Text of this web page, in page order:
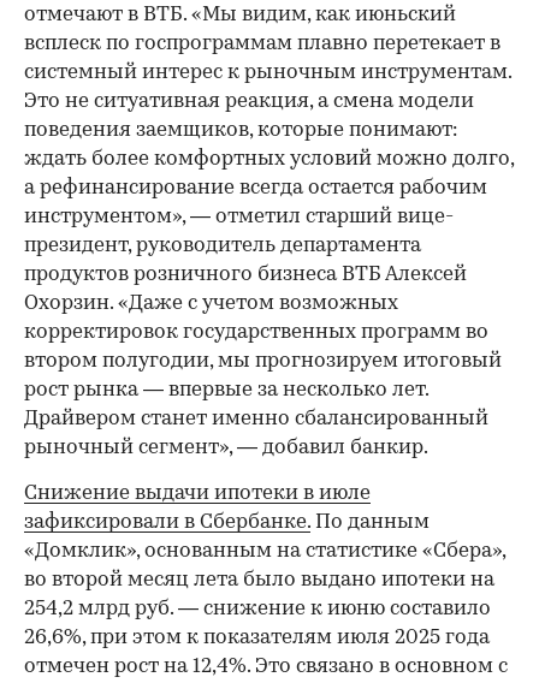
отмечают в ВТБ. «Мы видим, как июньский
всплеск по госпрограммам плавно перетекает в
системный интерес к рыночным инструментам.
Это не ситуативная реакция, а смена модели
поведения заемщиков, которые понимают:
ждать более комфортных условий можно долго,
а рефинансирование всегда остается рабочим
инструментом», — отметил старший вице-
президент, руководитель департамента
продуктов розничного бизнеса ВТБ Алексей
Охорзин. «Даже с учетом возможных
корректировок государственных программ во
втором полугодии, мы прогнозируем итоговый
рост рынка — впервые за несколько лет.
Драйвером станет именно сбалансированный
рыночный сегмент», — добавил банкир.
Снижение выдачи ипотеки в июле
зафиксировали в Сбербанке. По данным
«Домклик», основанным на статистике «Сбера»,
во второй месяц лета было выдано ипотеки на
254,2 млрд руб. — снижение к июню составило
26,6%, при этом к показателям июля 2025 года
отмечен рост на 12,4%. Это связано в основном с